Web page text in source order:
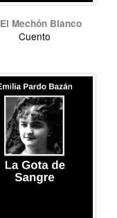
El Mechón Blanco
Cuento